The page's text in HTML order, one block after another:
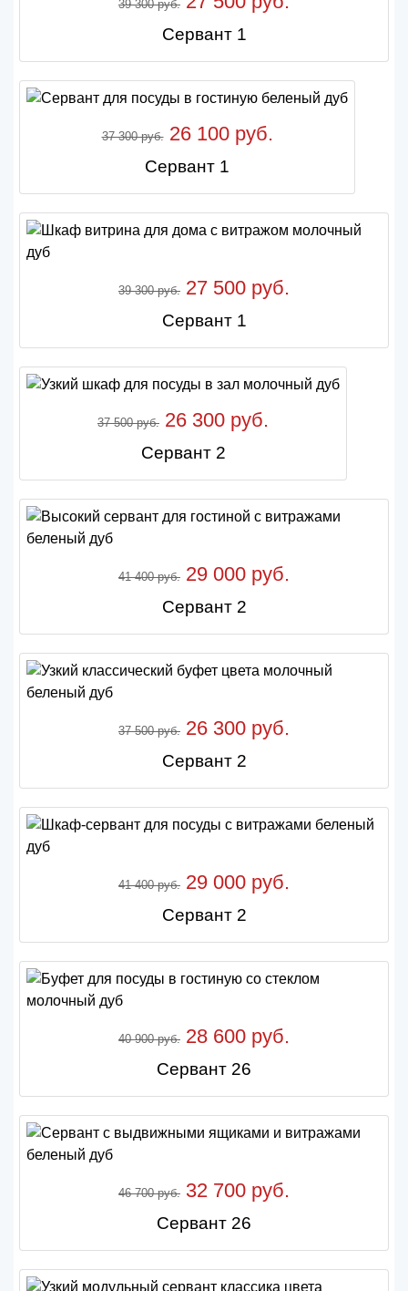
39 300 руб.
Сервант 1
37 300 руб.26 100 руб.
Сервант 1
39 300 руб. 27 500 руб.
Сервант 1
37 500 руб. 26 300 руб.
Сервант 2
41 400 руб. 29 000 руб.
Сервант 2
37 500 руб. 26 300 руб.
Сервант 2
41 400 руб. 29 000 руб.
Сервант 2
40 900 руб. 28 600 руб.
Сервант 26
46 700 руб. 32 700 руб.
Сервант 26